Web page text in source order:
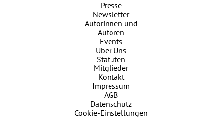
Presse
Newsletter
Autorinnen und
Autoren
Events
Über Uns
Statuten
Mitglieder
Kontakt
Impressum
AGB
Datenschutz
Cookie-Einstellungen